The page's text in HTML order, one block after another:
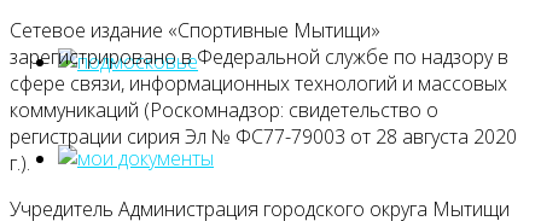
Сетевое издание «Спортивные Мытищи»
зарегистрировано в Федеральной службе по надзору в
сфере связи, информационных технологий и массовых
коммуникаций (Роскомнадзор: свидетельство о
регистрации сирия Эл № ФС77-79003 от 28 августа 2020
г.).
Учредитель Администрация городского округа Мытищи